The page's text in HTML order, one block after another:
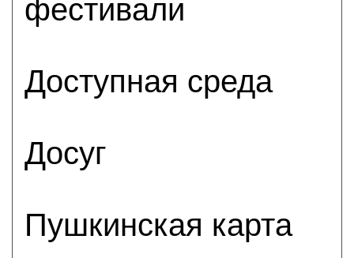
фестивали
Доступная среда
Досуг
Пушкинская карта